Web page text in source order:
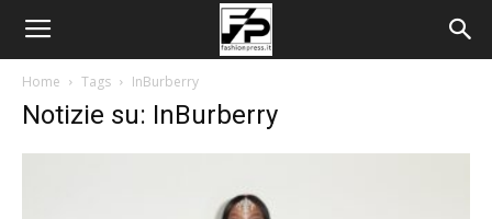
Home Tags InBurberry
Notizie su: InBurberry